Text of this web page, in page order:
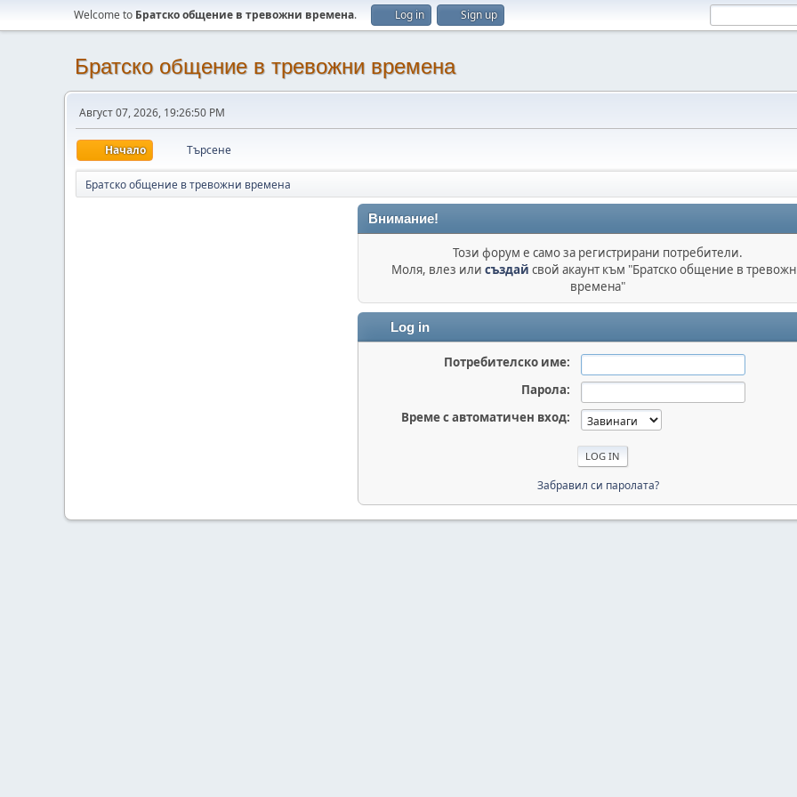
Welcome to Братско общение в тревожни времена. Log in Sign up
Братско общение в тревожни времена
Август 07, 2026, 19:26:50 PM
Начало Търсене
Братско общение в тревожни времена
Внимание!
Този форум е само за регистрирани потребители.
Моля, влез или създай свой акаунт към "Братско общение в
времена"
Log in
Потребителско име:
Парола:
Време с автоматичен вход:
Забравил си паролата?